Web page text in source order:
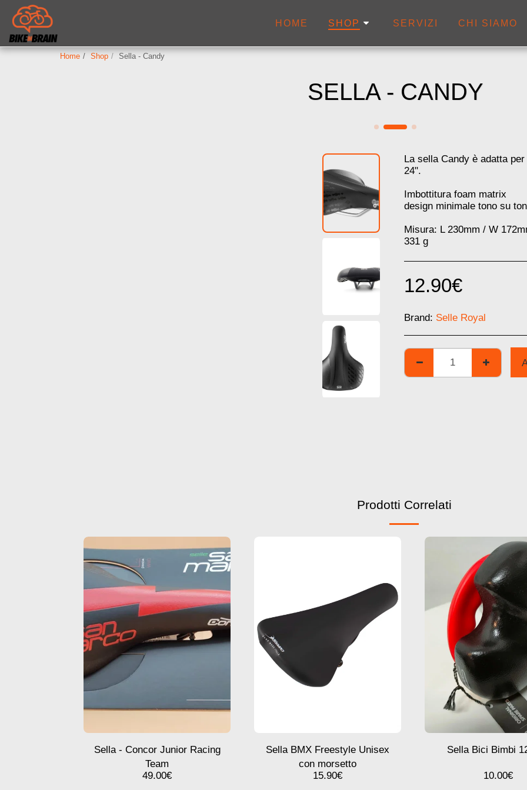
HOME SHOP SERVIZI CHI SIAMO
Home Shop Sella - Candy
SELLA - CANDY
La sella Candy è adatta
24".
Imbottitura foam matrix
design minimale tono su
Misura: L 230mm / W
331 g
12.90€
Brand: Selle Royal
Prodotti Correlati
Sella - Concor Junior Racing
Team
49.00€
Sella BMX Freestyle Unisex
con morsetto
15.90€
Sella Bici Bimbi
10.00€